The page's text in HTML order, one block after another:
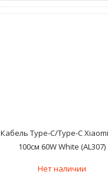
Кабель Type-C/Type-C
100см 60W White (AL307)
Нет наличии